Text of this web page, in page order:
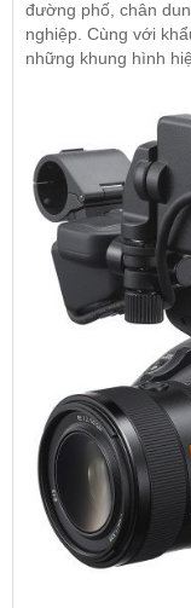
đường phố, chân
nghiệp. Cùng với
những khung hình